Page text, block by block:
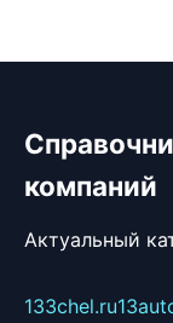
компаний
Актуальный
133chel.ru